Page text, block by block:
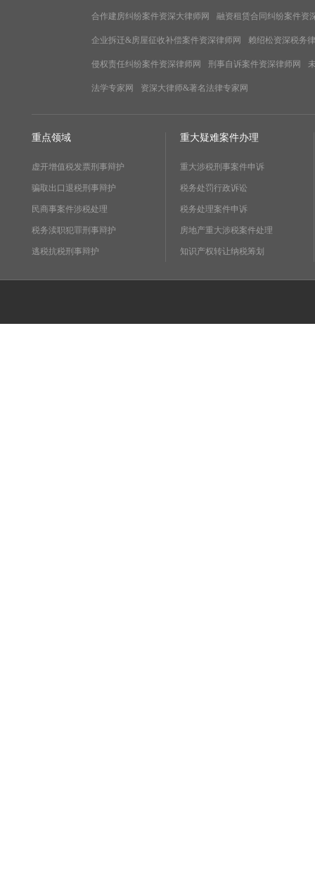
合作建房纠纷案件资深大律师网 融资租赁合同纠纷案件资
企业拆迁&房屋征收补偿案件资深律师网 赖绍松资深税务
侵权责任纠纷案件资深律师网 刑事自诉案件资深律师网
法学专家网 资深大律师&著名法律专家网
重点领域
虚开增值税发票刑事辩护
骗取出口退税刑事辩护
民商事案件涉税处理
税务渎职犯罪刑事辩护
逃税抗税刑事辩护
重大疑难案件办理
重大涉税刑事案件申诉
税务处罚行政诉讼
税务处理案件申诉
房地产重大涉税案件处理
知识产权转让纳税筹划